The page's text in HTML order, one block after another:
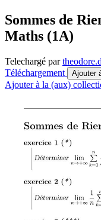
Sommes de
Maths (1A)
Telechargé par
Téléchargement
Ajouter
Ajouter à la (aux)